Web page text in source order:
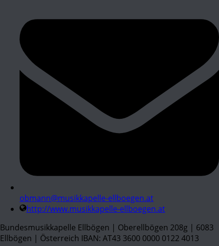
obmann@musikkapelle-ellboegen.at
http://www.musikkapelle-ellboegen.at
Bundesmusikkapelle Ellbögen | Oberellbögen 208g | 6083
Ellbögen | Österreich IBAN: AT43 3600 0000 0122 4013